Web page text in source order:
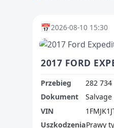
📅2026-08-10 15:30
2017 FORD
Przebieg
282 734
Dokument
VIN
UszkodzeniaPrawy